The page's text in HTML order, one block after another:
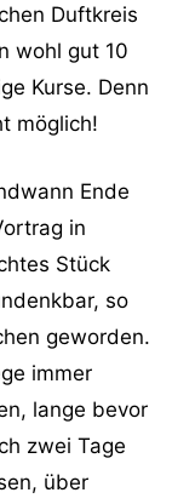
Duftkreis
wohl gut 10
Kurse. Denn
möglich!
Ende
in
Stück
so
geworden.
immer
lange bevor
zwei Tage
über